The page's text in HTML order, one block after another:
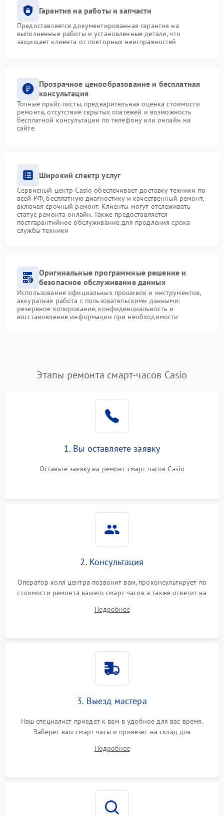
Гарантия на работы и запчасти
Предоставляется документированная гарантия на
выполненные работы и установленные детали, что
защищает клиента от повторных неисправностей
Прозрачное ценообразование и бесплатная
консультация
Точные прайс-листы, предварительная оценка стоимости
ремонта, отсутствие скрытых платежей и возможность
бесплатной консультации по телефону или онлайн на
сайте
Широкий спектр услуг
Сервисный центр Casio обеспечивает доставку техники по
всей РФ, бесплатную диагностику и качественный ремонт,
включая срочный ремонт. Клиенты могут отслеживать
статус ремонта онлайн. Также предоставляется
постгарантийное обслуживание для продления срока
службы техники
Оригинальные программные решение и
безопасное обслуживание данных
Использование официальных прошивок и инструментов,
аккуратная работа с пользовательскими данными:
резервное копирование, конфиденциальность и
восстановление информации при необходимости
Этапы ремонта смарт-часов Casio
1. Вы оставляете заявку
Оставьте заявку на ремонт смарт-часов Casio
2. Консультация
Оператор колл центра позвонит вам, проконсультирует по
стоимости ремонта вашего смарт-часов а также ответит на
Подробнее
3. Выезд мастера
Наш специалист приедет к вам в удобное для вас время.
Заберет ваш смарт-часы и привезет на склад для
Подробнее